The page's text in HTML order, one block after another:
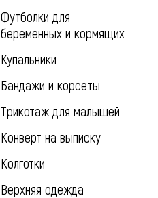
Футболки для
беременных и кормящих
Купальники
Бандажи и корсеты
Трикотаж для малышей
Конверт на выписку
Колготки
Верхняя одежда